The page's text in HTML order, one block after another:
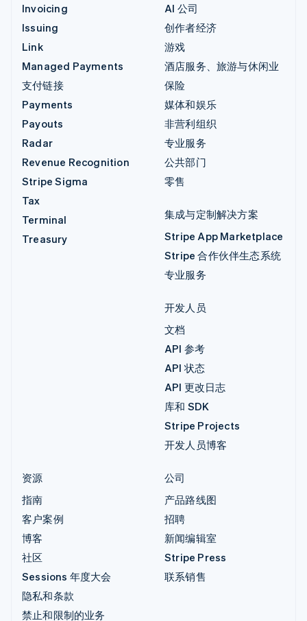
Invoicing
Issuing
Link
Managed Payments
支付链接
Payments
Payouts
Radar
Revenue Recognition
Stripe Sigma
Tax
Terminal
Treasury
AI 公司
创作者经济
游戏
酒店服务、旅游与休闲业
保险
媒体和娱乐
非营利组织
专业服务
公共部门
零售
集成与定制解决方案
Stripe App Marketplace
Stripe 合作伙伴生态系统
专业服务
开发人员
文档
API 参考
API 状态
API 更改日志
库和 SDK
Stripe Projects
开发人员博客
资源
指南
客户案例
博客
社区
Sessions 年度大会
隐私和条款
禁止和限制的业务
公司
产品路线图
招聘
新闻编辑室
Stripe Press
联系销售